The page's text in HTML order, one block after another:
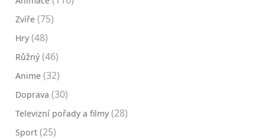
Zvíře (75)
Hry (48)
Růžný (46)
Anime (32)
Doprava (30)
Televizní pořady a filmy (28)
Sport (25)